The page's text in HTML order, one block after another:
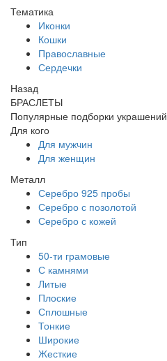
Тематика
Иконки
Кошки
Православные
Сердечки
Назад
БРАСЛЕТЫ
Популярные подборки украшений
Для кого
Для мужчин
Для женщин
Металл
Серебро 925 пробы
Серебро с позолотой
Серебро с кожей
Тип
50-ти грамовые
С камнями
Литые
Плоские
Сплошные
Тонкие
Широкие
Жесткие